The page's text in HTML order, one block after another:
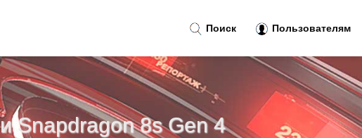
Snapdragon 8s Gen 4
Поиск Пользователям